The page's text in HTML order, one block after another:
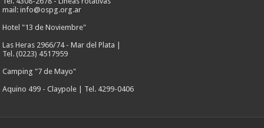
mail: info@ospg.org.ar
Hotel "13 de Noviembre"
Las Heras 2966/74 - Mar del Plata |
Tel. (0223) 4517959
Camping "7 de Mayo"
Aquino 499 - Claypole | Tel. 4299-0406